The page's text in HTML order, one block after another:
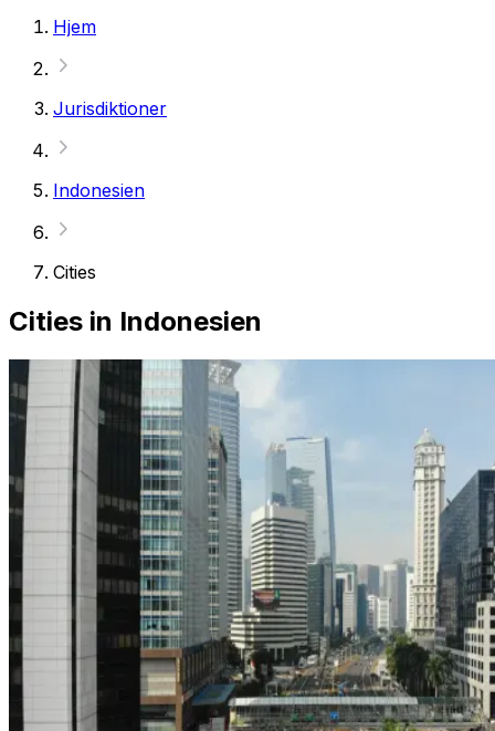
Hjem
Jurisdiktioner
Indonesien
Cities
Cities in Indonesien